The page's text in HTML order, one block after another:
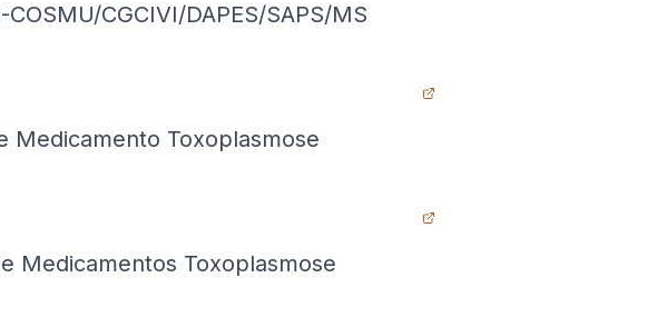
CGCIVI/DAPES/SAPS/MS
Medicamento Toxoplasmose
Medicamentos Toxoplasmose